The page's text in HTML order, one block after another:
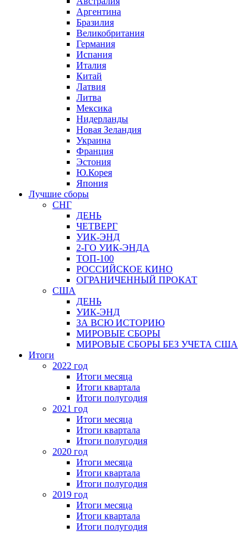
Аргентина
Бразилия
Великобритания
Германия
Испания
Италия
Китай
Латвия
Литва
Мексика
Нидерланды
Новая Зеландия
Украина
Франция
Эстония
Ю.Корея
Япония
Лучшие сборы
СНГ
ДЕНЬ
ЧЕТВЕРГ
УИК-ЭНД
2-ГО УИК-ЭНДА
ТОП-100
РОССИЙСКОЕ КИНО
ОГРАНИЧЕННЫЙ ПРОКАТ
США
ДЕНЬ
УИК-ЭНД
ЗА ВСЮ ИСТОРИЮ
МИРОВЫЕ СБОРЫ
МИРОВЫЕ СБОРЫ БЕЗ УЧЕТА США
Итоги
2022 год
Итоги месяца
Итоги квартала
Итоги полугодия
2021 год
Итоги месяца
Итоги квартала
Итоги полугодия
2020 год
Итоги месяца
Итоги квартала
Итоги полугодия
2019 год
Итоги месяца
Итоги квартала
Итоги полугодия